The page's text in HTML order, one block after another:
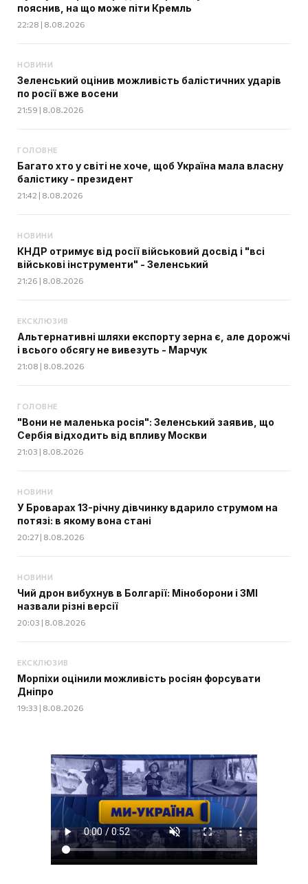
пояснив, на що може піти Кремль
22:28 | 8.08.2026
НОВИНИ
Зеленський оцінив можливість балістичних ударів
по росії вже восени
21:59 | 8.08.2026
ГОЛОВНЕ
Багато хто у світі не хоче, щоб Україна мала власну
балістику - президент
21:42 | 8.08.2026
НОВИНИ
КНДР отримує від росії військовий досвід і "всі
військові інструменти" - Зеленський
21:26 | 8.08.2026
ЕКСКЛЮЗИВ
Альтернативні шляхи експорту зерна є, але дорожчі
і всього обсягу не вивезуть - Марчук
21:08 | 8.08.2026
ГОЛОВНЕ
"Вони не маленька росія": Зеленський заявив, що
Сербія відходить від впливу Москви
21:03 | 8.08.2026
НОВИНИ
У Броварах 13-річну дівчинку вдарило струмом на
потязі: в якому вона стані
20:27 | 8.08.2026
НОВИНИ
Чий дрон вибухнув в Болгарії: Міноборони і ЗМІ
назвали різні версії
20:03 | 8.08.2026
ЕКСКЛЮЗИВ
Морпіхи оцінили можливість росіян форсувати
Дніпро
19:33 | 8.08.2026